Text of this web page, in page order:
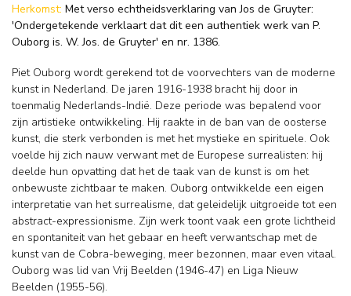
Herkomst: Met verso echtheidsverklaring van Jos de Gruyter:
'Ondergetekende verklaart dat dit een authentiek werk van P.
Ouborg is. W. Jos. de Gruyter' en nr. 1386.
Piet Ouborg wordt gerekend tot de voorvechters van de moderne
kunst in Nederland. De jaren 1916-1938 bracht hij door in
toenmalig Nederlands-Indië. Deze periode was bepalend voor
zijn artistieke ontwikkeling. Hij raakte in de ban van de oosterse
kunst, die sterk verbonden is met het mystieke en spirituele. Ook
voelde hij zich nauw verwant met de Europese surrealisten: hij
deelde hun opvatting dat het de taak van de kunst is om het
onbewuste zichtbaar te maken. Ouborg ontwikkelde een eigen
interpretatie van het surrealisme, dat geleidelijk uitgroeide tot een
abstract-expressionisme. Zijn werk toont vaak een grote lichtheid
en spontaniteit van het gebaar en heeft verwantschap met de
kunst van de Cobra-beweging, meer bezonnen, maar even vitaal.
Ouborg was lid van Vrij Beelden (1946-47) en Liga Nieuw
Beelden (1955-56).